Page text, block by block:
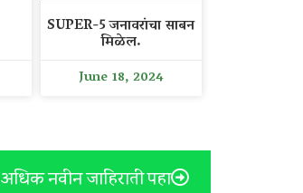
SUPER-5 जनावरांचा साबन
मिळेल.
June 18, 2024
अधिक नवीन जाहिराती पहा